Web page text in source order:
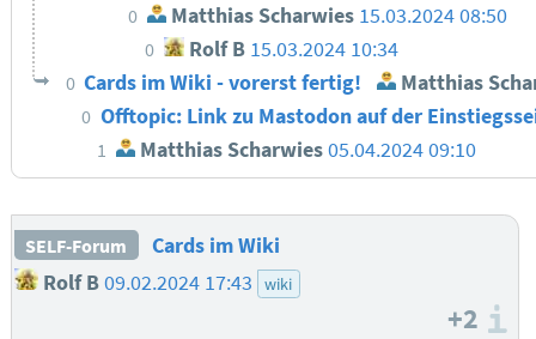
0 Matthias Scharwies 15.03.2024 08:50
0 Rolf B 15.03.2024 10:34
0 Cards im Wiki - vorerst fertig! Matthias
0 Offtopic: Link zu Mastodon auf der
1 Matthias Scharwies05.04.2024 09:10
SELF-Forum
Cards im Wiki
Rolf B 09.02.2024 17:43 wiki
+2